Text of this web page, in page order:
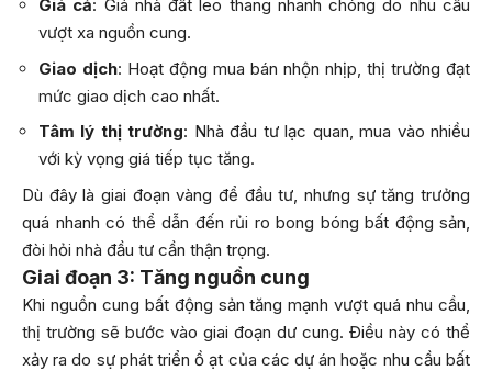
Giá cả: Giá nhà đất leo thang nhanh chóng do nhu cầu
vượt xa nguồn cung.
Giao dịch: Hoạt động mua bán nhộn nhịp, thị trường đạt
mức giao dịch cao nhất.
Tâm lý thị trường: Nhà đầu tư lạc quan, mua vào nhiều
với kỳ vọng giá tiếp tục tăng.
Dù đây là giai đoạn vàng để đầu tư, nhưng sự tăng trưởng
quá nhanh có thể dẫn đến rủi ro bong bóng bất động sản,
đòi hỏi nhà đầu tư cần thận trọng.
Giai đoạn 3: Tăng nguồn cung
Khi nguồn cung bất động sản tăng mạnh vượt quá nhu cầu,
thị trường sẽ bước vào giai đoạn dư cung. Điều này có thể
xảy ra do sự phát triển ồ ạt của các dự án hoặc nhu cầu bất